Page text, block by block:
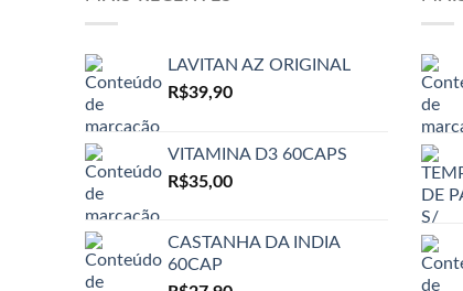
LAVITAN AZ ORIGINAL
R$39,90
VITAMINA D3 60CAPS
R$35,00
CASTANHA DA INDIA
60CAP